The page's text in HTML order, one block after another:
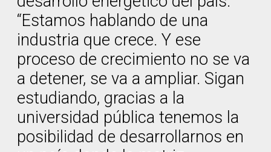
“Estamos hablando de una
industria que crece. Y ese
proceso de crecimiento no se va
a detener, se va a ampliar. Sigan
estudiando, gracias a la
universidad pública tenemos la
posibilidad de desarrollarnos en